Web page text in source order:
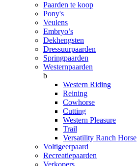
Paarden te koop
Pony's
Veulens
Embryo’s
Dekhengsten
Dressuurpaarden
Springpaarden
Westernpaarden
b
Western Riding
Reining
Cowhorse
Cutting
Western Pleasure
Trail
Versatility Ranch Horse
Voltigeerpaard
Recreatiepaarden
Verkopers